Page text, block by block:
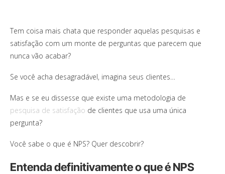
Tem coisa mais chata que responder aquelas pesquisas e
satisfação com um monte de perguntas que parecem que
nunca vão acabar?
Se você acha desagradável, imagina seus clientes…
Mas e se eu dissesse que existe uma metodologia de
pesquisa de satisfação de clientes que usa uma única
pergunta?
Você sabe o que é NPS? Quer descobrir?
Entenda definitivamente o que é NPS